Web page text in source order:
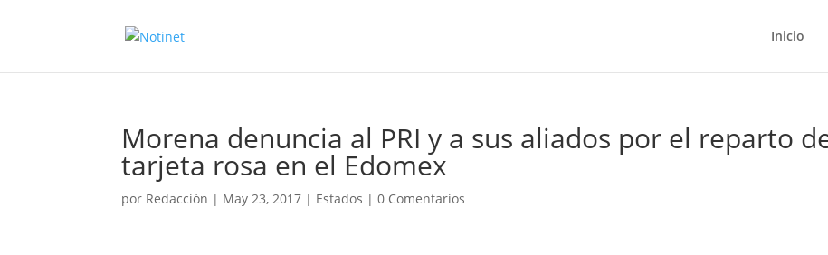
Inicio
Morena denuncia al PRI y a sus aliados por el reparto
tarjeta rosa en el Edomex
por Redacción | May 23, 2017 | Estados |0 Comentarios